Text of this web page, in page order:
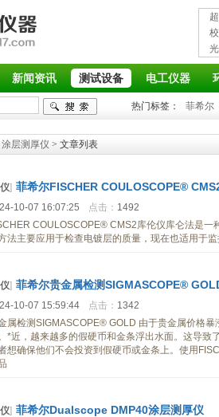
新闻资讯 测试设备 电工仪器
热门标签： 菲希尔
涂层测厚仪 > 文章列表
] 菲希尔FISCHER COULOSCOPE®
10-07 16:07:25 点击： 1492
COULOSCOPE® CMS2库伦仪库仑法是
法主要应用于检查电镀层的质量，现在也适用于
] 菲希尔贵金属检测SIGMASCOPE®
10-07 15:59:44 点击： 1342
属检测SIGMASCOPE® GOLD 由于贵金属价格
*近，越来越多的假硬币和金条浮出水面。这导
想确保他们不会投资到假硬币或金条上。使用
] 菲希尔Dualscope DMP40涂层测厚仪